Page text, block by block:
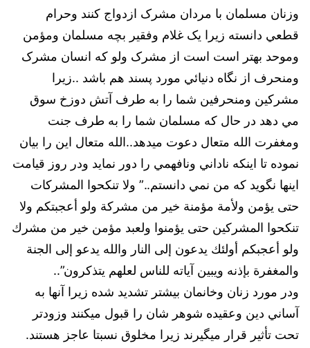
وزنان مسلمان با مردان مشرک ازدواج كنند وحرام
قطعي دانسته زيرا يک غلام وفقير بچه مسلمان ومؤمن
وموحد بهتر است است از مشرک ولو كه انسان مشرک
ومنحرف از نگاه دنيائي مورد پسند هم باشد ..زيرا
مشركين ومنحرفين شما را به طرف آتش دوزخ سوق
مي دهد در حال كه مسلمان شما را به طرف جنت
ومغفرت الله متعال دعوت ميدهد..الله متعال اين را بيان
نموده تا اينكه ناداني ونافهمي را دور نمايد ودر روز قيامت
اینها نگويد كه من نمي دانستم..” ولا تنكحوا المشركات
حتى يؤمن ولأمة مؤمنة خير من مشركة ولو أعجبتكم ولا
تنكحوا المشركين حتى يؤمنوا ولعبد مؤمن خير من مشرك
ولو أعجبكم أولئك يدعون إلى النار والله يدعو إلى الجنة
والمغفرة بإذنه ويبين آياته للناس لعلهم يتذكرون”..
ودر مورد زنان وخانمان بيشتر تشديد شده زيرا آنها به
آساني دين وعقيده شوهر شان را قبول ميكنند وزودتر
تحت تأثير قرار ميگيرند زيرا مخلوق نسبتا عاجز هستند.